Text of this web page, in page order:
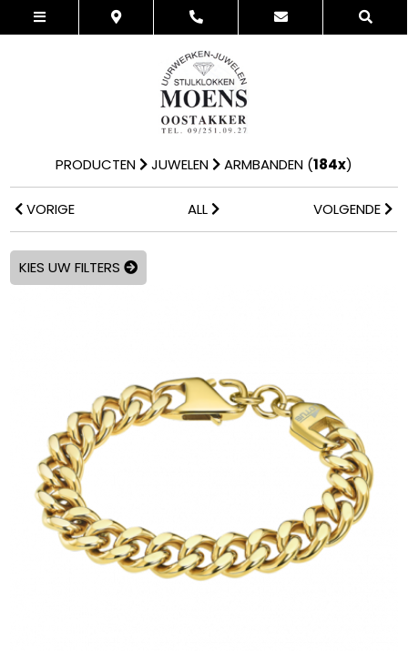
PRODUCTEN JUWELEN ARMBANDEN (184x)
VORIGE ALL VOLGENDE
KIES UW FILTERS